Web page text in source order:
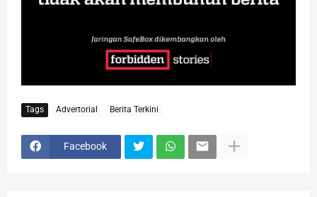
Tags Advertorial Berita Terkini
Facebook